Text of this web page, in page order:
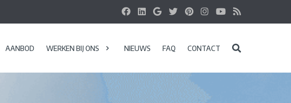
AANBOD WERKEN BIJ ONS NIEUWS FAQ CONTACT